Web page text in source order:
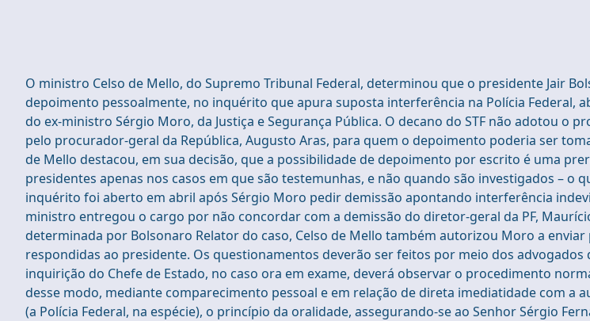
O ministro Celso de Mello, do Supremo Tribunal Federal, determinou que o presidente Jair
depoimento pessoalmente, no inquérito que apura suposta interferência na Polícia Federal,
do ex-ministro Sérgio Moro, da Justiça e Segurança Pública. O decano do STF não adotou o
pelo procurador-geral da República, Augusto Aras, para quem o depoimento poderia ser
de Mello destacou, em sua decisão, que a possibilidade de depoimento por escrito é uma
presidentes apenas nos casos em que são testemunhas, e não quando são investigados – o
inquérito foi aberto em abril após Sérgio Moro pedir demissão apontando interferência
ministro entregou o cargo por não concordar com a demissão do diretor-geral da PF,
determinada por Bolsonaro Relator do caso, Celso de Mello também autorizou Moro a
respondidas ao presidente. Os questionamentos deverão ser feitos por meio dos advogados
inquirição do Chefe de Estado, no caso ora em exame, deverá observar o procedimento
desse modo, mediante comparecimento pessoal e em relação de direta imediatidade com a
(a Polícia Federal, na espécie), o princípio da oralidade, assegurando-se ao Senhor Sérgio